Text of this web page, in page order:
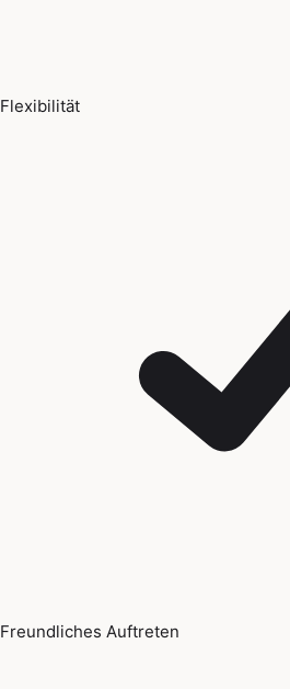
Flexibilität
Freundliches Auftreten